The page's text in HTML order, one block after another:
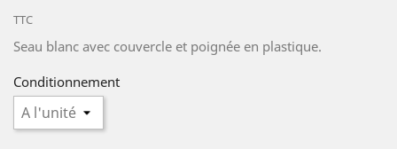
TTC
Seau blanc avec couvercle et poignée en plastique.
Conditionnement